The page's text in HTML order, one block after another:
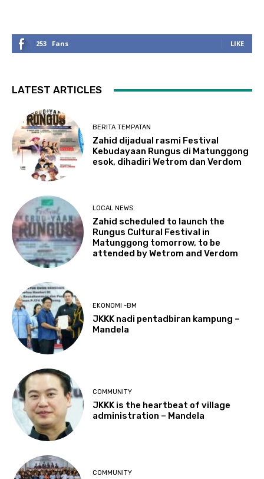
253 Fans LIKE
LATEST ARTICLES
BERITA TEMPATAN
Zahid dijadual rasmi Festival
Kebudayaan Rungus di Matunggong
esok, dihadiri Wetrom dan Verdom
LOCAL NEWS
Zahid scheduled to launch the
Rungus Cultural Festival in
Matunggong tomorrow, to be
attended by Wetrom and Verdom
EKONOMI -BM
JKKK nadi pentadbiran kampung –
Mandela
COMMUNITY
JKKK is the heartbeat of village
administration – Mandela
COMMUNITY